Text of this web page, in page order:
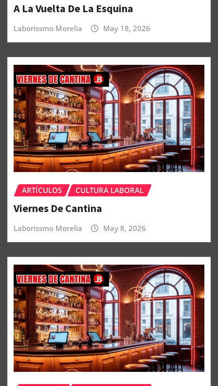
A La Vuelta De La Esquina
Laborissmo Morelia May 18, 2026
ARTÍCULOS CULTURA LABORAL
Viernes De Cantina
Laborissmo Morelia May 8, 2026